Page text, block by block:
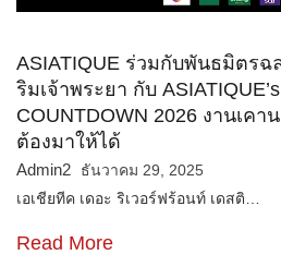
ASIATIQUE ร่วมกับพันธมิตร
ริมเจ้าพระยา กับ
COUNTDOWN 2026 งานเค
ต้องมาให้ได้
Admin2
ธันวาคม 29, 2025
เอเชียทีค เดอะ ริเวอร์ฟร้อนท์ เดสติ…
Read More